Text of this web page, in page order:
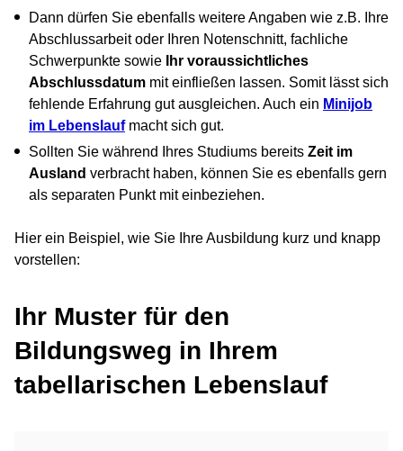
Dann dürfen Sie ebenfalls weitere Angaben wie z.B. Ihre
Abschlussarbeit oder Ihren Notenschnitt, fachliche
Schwerpunkte sowie
Ihr voraussichtliches
Abschlussdatum mit einfließen lassen. Somit lässt sich
fehlende Erfahrung gut ausgleichen. Auch ein Minijob
im Lebenslaufmacht sich gut.
Sollten Sie während Ihres Studiums bereits Zeit im
Ausland verbracht haben, können Sie es ebenfalls gern
als separaten Punkt mit einbeziehen.
Hier ein Beispiel, wie Sie Ihre Ausbildung kurz und knapp
vorstellen:
Ihr Muster für den
Bildungsweg in Ihrem
tabellarischen Lebenslauf